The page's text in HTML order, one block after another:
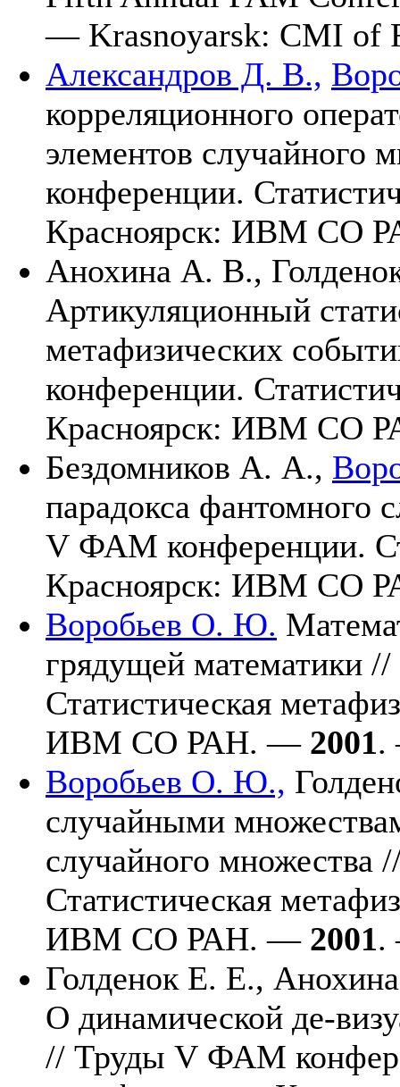
— Krasnoyarsk: CMI
Александров Д. В.,
корреляционного
элементов
конференции.
Красноярск: ИВМ СО
Анохина А. В.,
Артикуляционный
метафизических
конференции.
Красноярск: ИВМ СО
Бездомников А. А.,
парадокса фантомного
V ФАМ конференции.
Красноярск: ИВМ СО
Воробьев О. Ю.
грядущей математики
Статистическая
ИВМ СО РАН. — 2001.
Воробьев О. Ю.,
случайными
случайного
Статистическая
ИВМ СО РАН. — 2001.
Голденок Е. Е.,
О динамической де-
// Труды V ФАМ